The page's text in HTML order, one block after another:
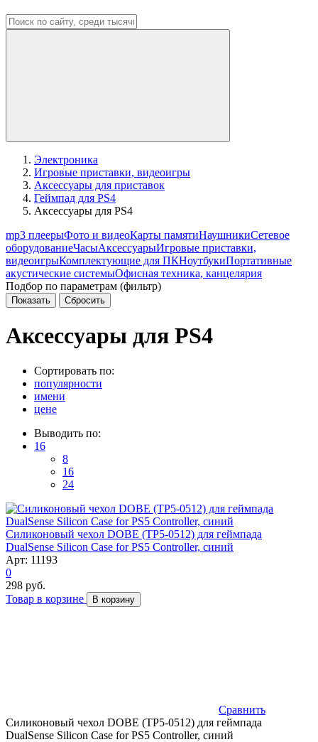
Электроника
Игровые приставки, видеоигры
Аксессуары для приставок
Геймпад для PS4
Аксессуары для PS4
mp3 плеерыФото и видеоКарты памятиНаушникиСетевое
оборудованиеЧасыАксессуарыИгровые приставки,
видеоигрыКомплектующие для ПКНоутбукиПортативные
акустические системыОфисная техника, канцелярия
Подбор по параметрам (фильтр)
Аксессуары для PS4
Сортировать по:
популярности
имени
цене
Выводить по:
16
8
16
24
Силиконовый чехол DOBE (TP5-0512) для геймпада
DualSense Silicon Case for PS5 Controller, синий
Арт: 11193
0
298 руб.
Товар в корзине
В корзину
Сравнить
Силиконовый чехол DOBE (TP5-0512) для геймпада
DualSense Silicon Case for PS5 Controller, синий